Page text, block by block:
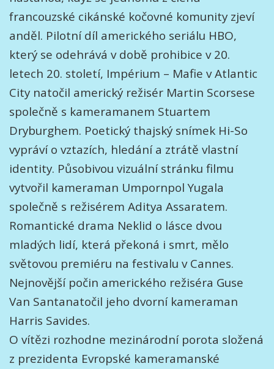
francouzské cikánské kočovné komunity zjeví
anděl. Pilotní díl amerického seriálu HBO,
který se odehrává v době prohibice v 20.
letech 20. století, Impérium – Mafie v Atlantic
City natočil americký režisér Martin Scorsese
společně s kameramanem Stuartem
Dryburghem. Poetický thajský snímek Hi-So
vypráví o vztazích, hledání a ztrátě vlastní
identity. Působivou vizuální stránku filmu
vytvořil kameraman Umpornpol Yugala
společně s režisérem Aditya Assaratem.
Romantické drama Neklid o lásce dvou
mladých lidí, která překoná i smrt, mělo
světovou premiéru na festivalu v Cannes.
Nejnovější počin amerického režiséra Guse
Van Santanatočil jeho dvorní kameraman
Harris Savides.
O vítězi rozhodne mezinárodní porota složená
z prezidenta Evropské kameramanské